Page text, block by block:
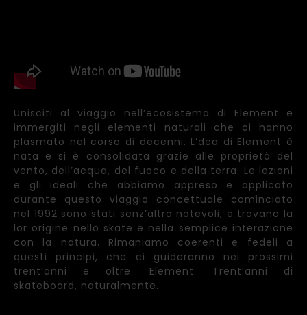
Unisciti al viaggio nell’ecosistema di Element e
immergiti negli elementi naturali che ci hanno
plasmato nel corso di decenni. L’dea di Element è
nata e si è consolidata grazie alle proprietà del
vento, dell’acqua, del fuoco e della terra. Le lezioni
e gli ideali che abbiamo appreso e applicato
durante questo viaggio concettuale cominciato
nel 1992 sono stati senz’altro notevoli, e trovano la
lor origine nello skate e nella semplice interazione
con la natura. Rimaniamo coerenti e fedeli a
questi principi, che ci guideranno nei prossimi
trent’anni e oltre. Element. Trent’anni di
skateboard, naturalmente.